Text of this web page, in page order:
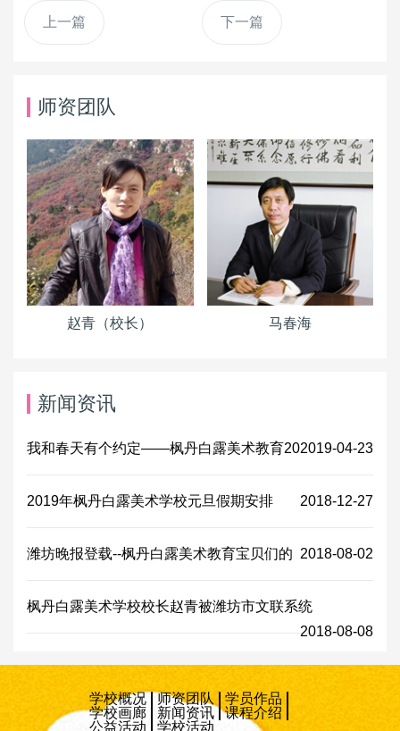
上一篇 下一篇
师资团队
赵青（校长） 马春海
新闻资讯
我和春天有个约定——枫丹白露美术教育202019-04-23
2019年枫丹白露美术学校元旦假期安排 2018-12-27
潍坊晚报登载--枫丹白露美术教育宝贝们的 2018-08-02
枫丹白露美术学校校长赵青被潍坊市文联系统
2018-08-08
学校概况 师资团队
学员作品
学校画廊
新闻资讯
课程介绍
公益活动
学校活动